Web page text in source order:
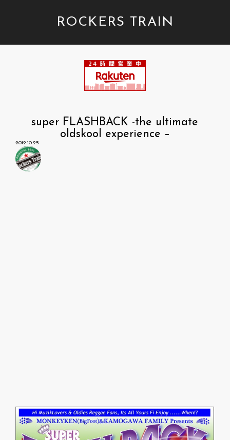
ROCKERS TRAIN
super FLASHBACK -the ultimate
oldskool experience –
2012.10.25